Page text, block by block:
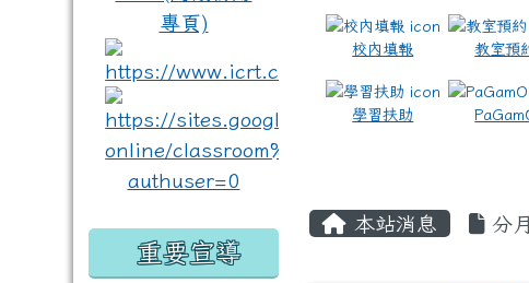
校內填報 教室預
學習扶助
本站消息 分
link to https://
link to https://
重要宣導